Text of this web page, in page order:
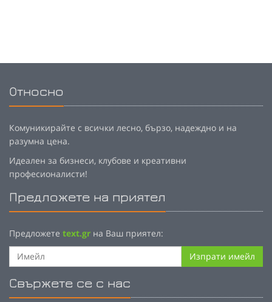
Относно
Комуникирайте с всички лесно, бързо, надеждно и на
разумна цена.
Идеален за бизнеси, клубове и креативни
професионалисти!
Предложете на приятел
Предложете text.gr на Ваш приятел:
Изпрати имейл
Свържете се с нас